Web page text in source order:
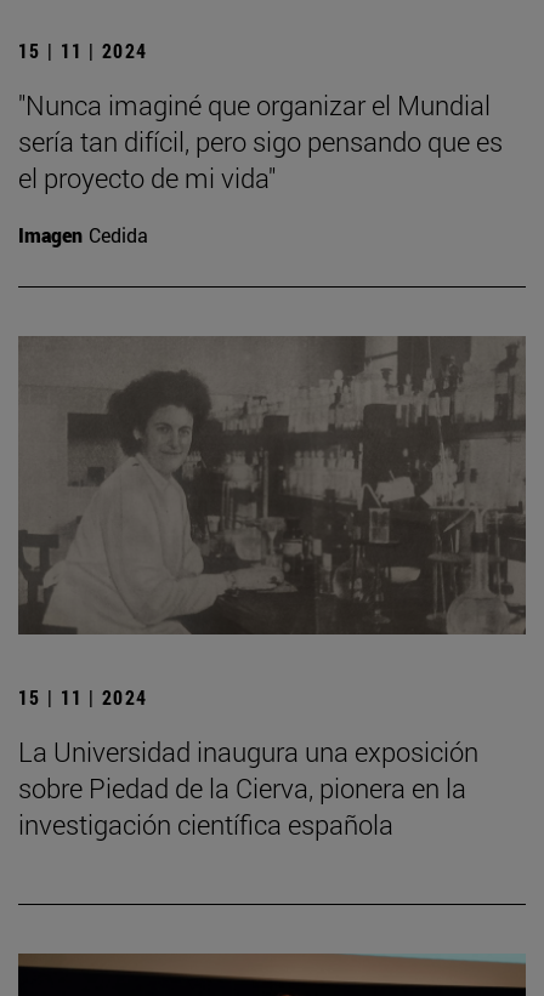
15 | 11 | 2024
"Nunca imaginé que organizar el Mundial
sería tan difícil, pero sigo pensando que es
el proyecto de mi vida"
Imagen Cedida
15 | 11 | 2024
La Universidad inaugura una exposición
sobre Piedad de la Cierva, pionera en la
investigación científica española